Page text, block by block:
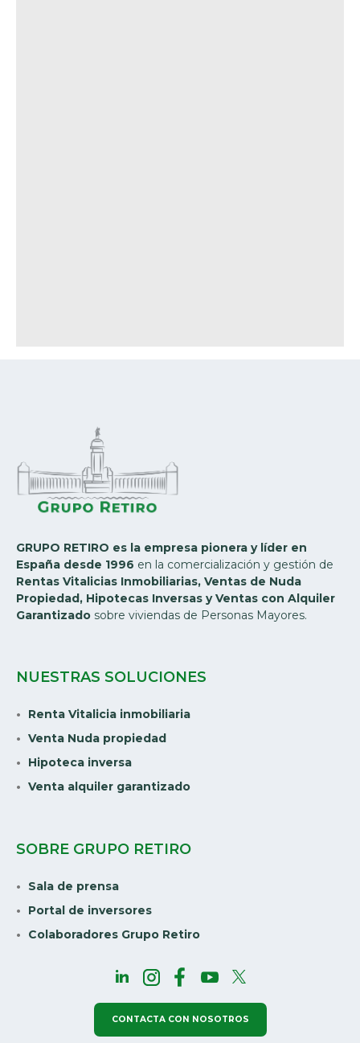
GRUPO RETIRO es la empresa pionera y líder en
España desde 1996 en la comercialización y gestión de
Rentas Vitalicias Inmobiliarias, Ventas de Nuda
Propiedad, Hipotecas Inversas y Ventas con Alquiler
Garantizado sobre viviendas de Personas Mayores.
NUESTRAS SOLUCIONES
Renta Vitalicia inmobiliaria
Venta Nuda propiedad
Hipoteca inversa
Venta alquiler garantizado
SOBRE GRUPO RETIRO
Sala de prensa
Portal de inversores
Colaboradores Grupo Retiro
CONTACTA CON NOSOTROS